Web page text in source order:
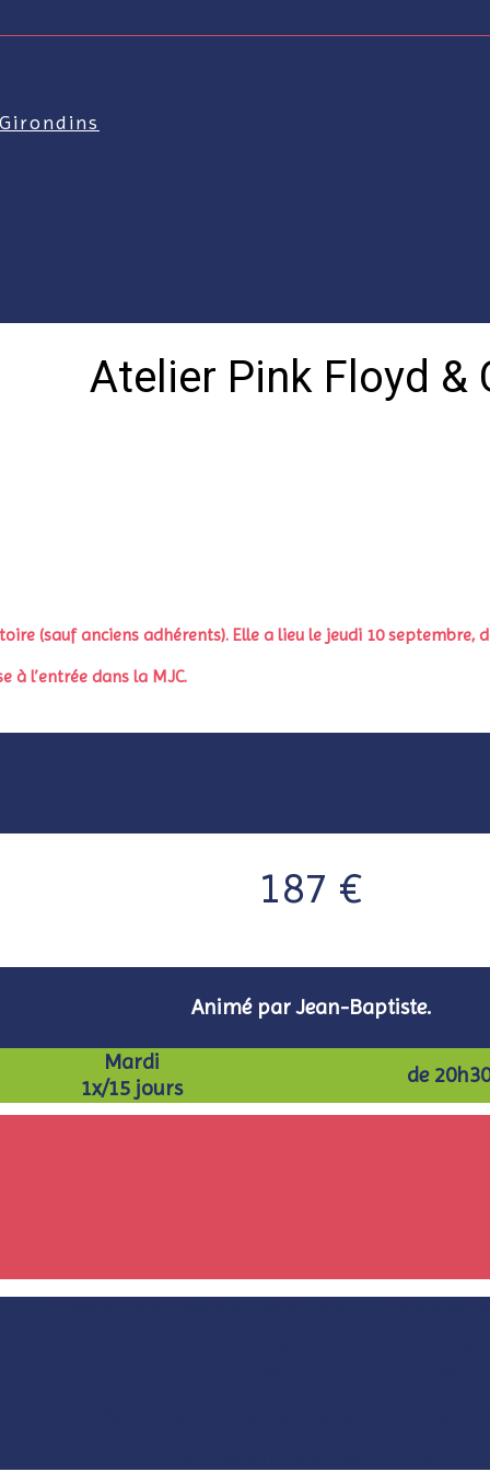
Atelier Pink Floyd &
(sauf anciens adhérents). Elle a lieu le jeudi 10 septembre,
à l’entrée dans la MJC.
187 €
Animé par Jean-Baptiste.
Mardi
1x/15 jours
de